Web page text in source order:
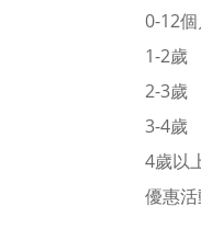
0-12個
1-2歲
2-3歲
3-4歲
4歲以
優惠